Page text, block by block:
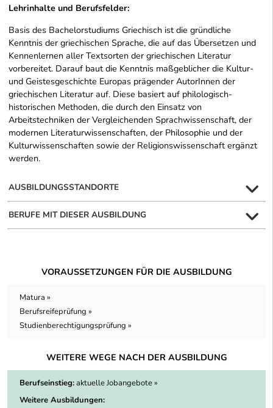
Lehrinhalte und Berufsfelder:
Basis des Bachelorstudiums Griechisch ist die gründliche
Kenntnis der griechischen Sprache, die auf das Übersetzen und
Kennenlernen aller Textsorten der griechischen Literatur
vorbereitet. Darauf baut die Kenntnis maßgeblicher die Kultur-
und Geistesgeschichte Europas prägender AutorInnen der
griechischen Literatur auf. Diese basiert auf philologisch-
historischen Methoden, die durch den Einsatz von
Arbeitstechniken der Vergleichenden Sprachwissenschaft, der
modernen Literaturwissenschaften, der Philosophie und der
Kulturwissenschaften sowie der Religionswissenschaft ergänzt
werden.
AUSBILDUNGSSTANDORTE
BERUFE MIT DIESER AUSBILDUNG
VORAUSSETZUNGEN FÜR DIE AUSBILDUNG
Matura »
Berufsreifeprüfung »
Studienberechtigungsprüfung »
WEITERE WEGE NACH DER AUSBILDUNG
Berufseinstieg:aktuelle Jobangebote »
Weitere Ausbildungen: